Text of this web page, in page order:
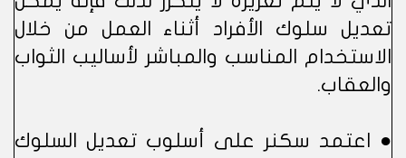
تعديل سلوك الأفراد أثناء العمل من خلال
الاستخدام المناسب والمباشر لأساليب الثواب
والعقاب.
● اعتمد سكنر على أسلوب تعديل السلوك